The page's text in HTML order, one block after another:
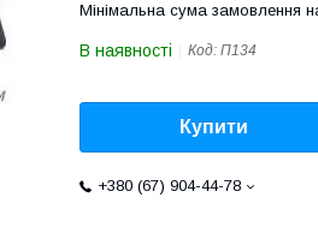
Мінімальна сума замовлення
В наявності Код: П134
Купити
+380 (67) 904-44-78